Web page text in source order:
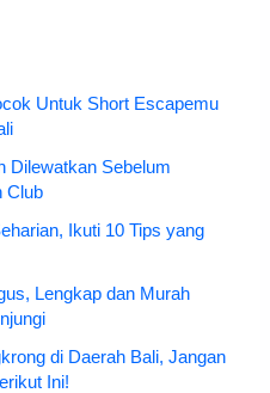
Untuk Short Escapemu
Dilewatkan Sebelum
Club
Ikuti 10 Tips yang
Lengkap dan Murah
di Daerah Bali, Jangan
Ini!